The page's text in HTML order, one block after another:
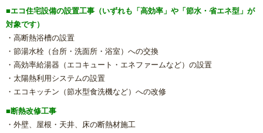
エコジョーズ
電気温水器
エコキュート
トイレ
システムキッチン
■エコ住宅設備の設置工事（いずれも「高効率」や「節水・省エネ型」が
対象です）
・高断熱浴槽の設置
・節湯水栓（台所・洗面所・浴室）への交換
・高効率給湯器（エコキュート・エネファームなど）の設置
・太陽熱利用システムの設置
・エコキッチン（節水型食洗機など）への改修
■断熱改修工事
・外壁、屋根・天井、床の断熱材施工